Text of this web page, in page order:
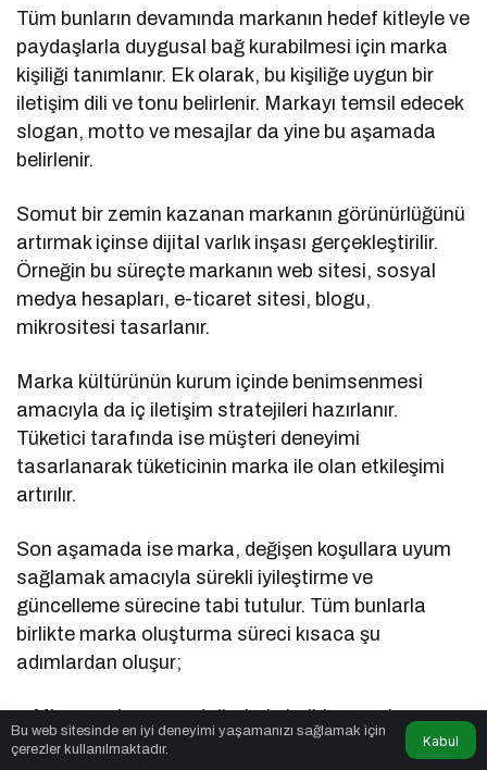
Tüm bunların devamında markanın hedef kitleyle ve
paydaşlarla duygusal bağ kurabilmesi için marka
kişiliği tanımlanır. Ek olarak, bu kişiliğe uygun bir
iletişim dili ve tonu belirlenir. Markayı temsil edecek
slogan, motto ve mesajlar da yine bu aşamada
belirlenir.
Somut bir zemin kazanan markanın görünürlüğünü
artırmak içinse dijital varlık inşası gerçekleştirilir.
Örneğin bu süreçte markanın web sitesi, sosyal
medya hesapları, e-ticaret sitesi, blogu,
mikrositesi tasarlanır.
Marka kültürünün kurum içinde benimsenmesi
amacıyla da iç iletişim stratejileri hazırlanır.
Tüketici tarafında ise müşteri deneyimi
tasarlanarak tüketicinin marka ile olan etkileşimi
artırılır.
Son aşamada ise marka, değişen koşullara uyum
sağlamak amacıyla sürekli iyileştirme ve
güncelleme sürecine tabi tutulur. Tüm bunlarla
birlikte marka oluşturma süreci kısaca şu
adımlardan oluşur;
Misyon, vizyon ve değerlerin belirlenmesi
Hedef kitle analizi
Bu web sitesinde en iyi deneyimi yaşamanızı sağlamak için
çerezler kullanılmaktadır.
Kabul